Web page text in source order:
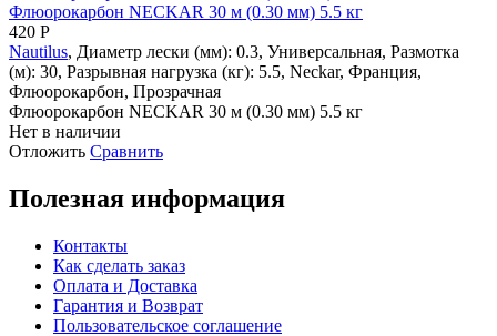
Флюорокарбон NECKAR 30 м (0.30 мм) 5.5 кг
420 Р
Nautilus, Диаметр лески (мм): 0.3, Универсальная, Размотка
(м): 30, Разрывная нагрузка (кг): 5.5, Neckar, Франция,
Флюорокарбон, Прозрачная
Флюорокарбон NECKAR 30 м (0.30 мм) 5.5 кг
Нет в наличии
Отложить Сравнить
Полезная информация
Контакты
Как сделать заказ
Оплата и Доставка
Гарантия и Возврат
Пользовательское соглашение